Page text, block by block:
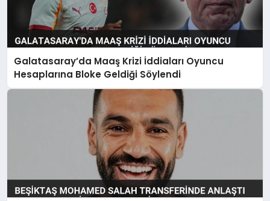
Galatasaray’da Maaş Krizi İddiaları Oyuncu
Hesaplarına Bloke Geldiği Söylendi